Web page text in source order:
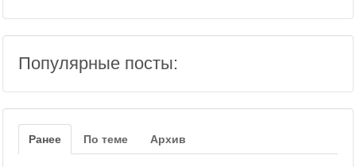
Популярные посты:
Ранее По теме Архив